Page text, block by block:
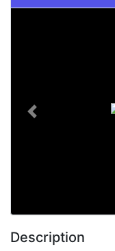
Previous
Description